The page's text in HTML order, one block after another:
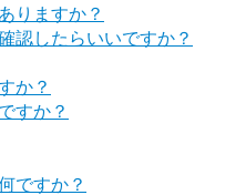
りますか？
認したらいいですか？
か？
すか？
ですか？